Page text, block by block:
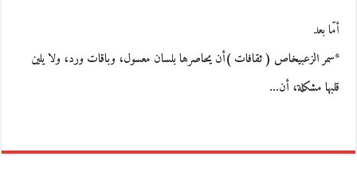
أمّا بعد
*سمر الزعبيخاص ( ثقافات )أن يحاصرها بلسان معسول، وباقات ورد، ولا يلين
قلبها مشكلة، أن…